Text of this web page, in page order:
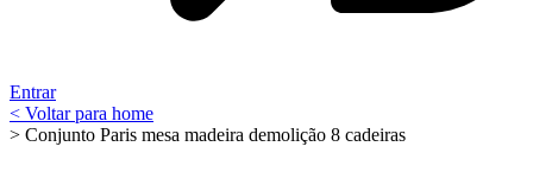
Entrar
< Voltar para home
> Conjunto Paris mesa madeira demolição 8 cadeiras